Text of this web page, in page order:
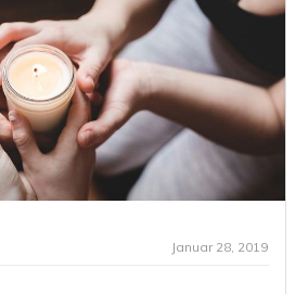
Januar 28, 2019